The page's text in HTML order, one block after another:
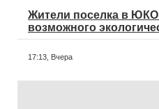
Жители поселка в
возможного
17:13, Вчера